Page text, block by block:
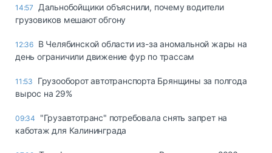
14:57
Дальнобойщики объяснили, почему водители
грузовиков мешают обгону
12:36 В Челябинской области из-за аномальной жары на
день ограничили движение фур по трассам
11:53
Грузооборот автотранспорта Брянщины за полгода
вырос на 29%
09:34
"Грузавтотранс" потребовала снять запрет на
каботаж для Калининграда